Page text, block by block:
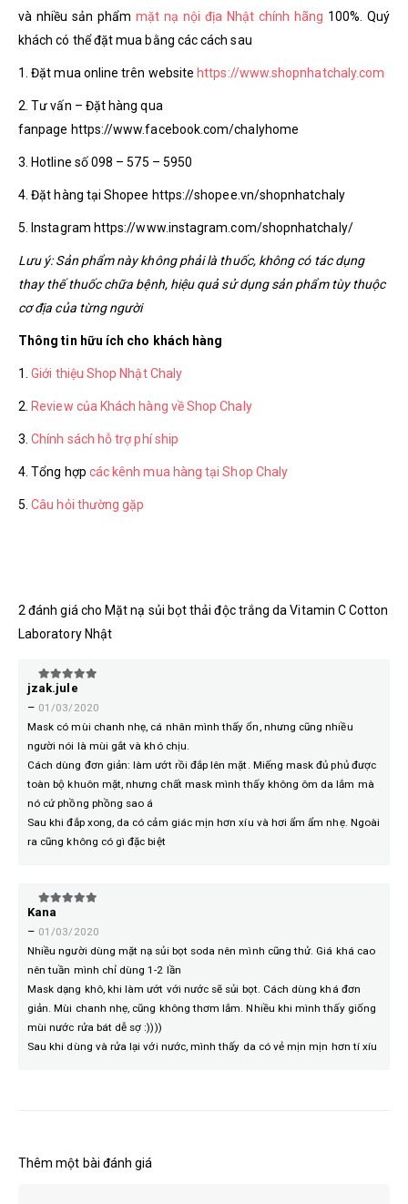
và nhiều sản phẩm mặt nạ nội địa Nhật chính hãng 100%. Quý
khách có thể đặt mua bằng các cách sau
1. Đặt mua online trên website https://www.shopnhatchaly.com
2. Tư vấn – Đặt hàng qua
fanpage https://www.facebook.com/chalyhome
3. Hotline số 098 – 575 – 5950
4. Đặt hàng tại Shopee https://shopee.vn/shopnhatchaly
5. Instagram https://www.instagram.com/shopnhatchaly/
Lưu ý: Sản phẩm này không phải là thuốc, không có tác dụng
thay thế thuốc chữa bệnh, hiệu quả sử dụng sản phẩm tùy thuộc
cơ địa của từng người
Thông tin hữu ích cho khách hàng
1.Giới thiệu Shop Nhật Chaly
2. Review của Khách hàng về Shop Chaly
3.Chính sách hỗ trợ phí ship
4. Tổng hợp các kênh mua hàng tại Shop Chaly
5.Câu hỏi thường gặp
2 đánh giá cho Mặt nạ sủi bọt thải độc trắng da Vitamin C Cotton
Laboratory Nhật
5 trên 5
jzak.jule
– 01/03/2020
Mask có mùi chanh nhẹ, cá nhân mình thấy ổn, nhưng cũng nhiều
người nói là mùi gắt và khó chịu.
Cách dùng đơn giản: làm ướt rồi đắp lên mặt. Miếng mask đủ phủ được
toàn bộ khuôn mặt, nhưng chất mask mình thấy không ôm da lắm mà
nó cứ phồng phồng sao á
Sau khi đắp xong, da có cảm giác mịn hơn xíu và hơi ẩm ẩm nhẹ. Ngoài
ra cũng không có gì đặc biệt
5trên 5
Kana
– 01/03/2020
Nhiều người dùng mặt nạ sủi bọt soda nên mình cũng thử. Giá khá cao
nên tuần mình chỉ dùng 1-2 lần
Mask dạng khô, khi làm ướt với nước sẽ sủi bọt. Cách dùng khá đơn
giản. Mùi chanh nhẹ, cũng không thơm lắm. Nhiều khi mình thấy giống
mùi nước rửa bát dễ sợ :))))
Sau khi dùng và rửa lại với nước, mình thấy da có vẻ mịn mịn hơn tí xíu
Thêm một bài đánh giá